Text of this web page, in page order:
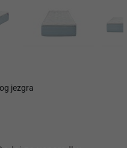
jezgra